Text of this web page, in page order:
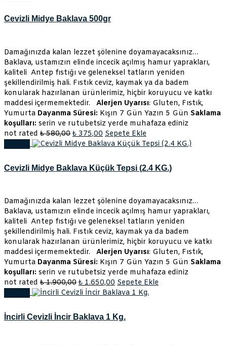
₺ 750,00.
Cevizli Midye Baklava 500gr
Damağınızda kalan lezzet şölenine doyamayacaksınız…
Baklava, ustamızın elinde incecik açılmış hamur yaprakları,
kaliteli Antep fıstığı ve geleneksel tatların yeniden
şekillendirilmiş hali. Fıstık ceviz, kaymak ya da badem
konularak hazırlanan ürünlerimiz, hiçbir koruyucu ve katkı
maddesi içermemektedir. Alerjen Uyarısı: Gluten, Fıstık,
Yumurta Dayanma Süresi: Kışın 7 Gün Yazın 5 Gün Saklama
koşulları: serin ve rutubetsiz yerde muhafaza ediniz
not rated ₺580,00 Orijinal
fiyat:
₺375,00 Şu
andaki
₺ 375,00.
Sepete Ekle
Cevizli Midye Baklava Küçük Tepsi (2.4 KG.)
Damağınızda kalan lezzet şölenine doyamayacaksınız…
Baklava, ustamızın elinde incecik açılmış hamur yaprakları,
kaliteli Antep fıstığı ve geleneksel tatların yeniden
şekillendirilmiş hali. Fıstık ceviz, kaymak ya da badem
konularak hazırlanan ürünlerimiz, hiçbir koruyucu ve katkı
maddesi içermemektedir. Alerjen Uyarısı: Gluten, Fıstık,
Yumurta Dayanma Süresi: Kışın 7 Gün Yazın 5 Gün Saklama
koşulları: serin ve rutubetsiz yerde muhafaza ediniz
not rated ₺1.900,00 Orijinal
fiyat:
₺1.650,00 Şu
andaki
₺ 1.650,00.
Sepete Ekle
İncirli Cevizli İncir Baklava 1 Kg.